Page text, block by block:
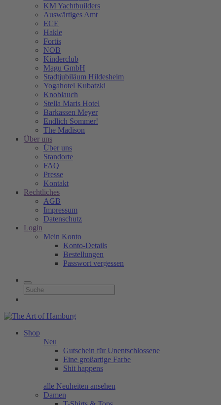
KM Yachtbuilders
Auswärtiges Amt
ECE
Hakle
Fortis
NOB
Kinderclub
Magu GmbH
Stadtjubiläum Hildesheim
Yogahotel Kubatzki
Knoblauch
Stella Maris Hotel
Barkassen Meyer
Endlich Sommer!
The Madison
Über uns
Über uns
Standorte
FAQ
Presse
Kontakt
Rechtliches
AGB
Impressum
Datenschutz
Login
Mein Konto
Konto-Details
Bestellungen
Passwort vergessen
Shop
Neu
Gutschein für Unentschlossene
Eine großartige Farbe
Shit happens
alle Neuheiten ansehen
Damen